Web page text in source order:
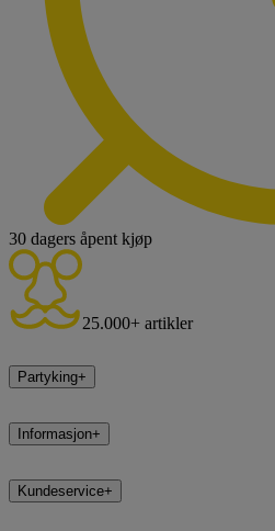
30 dagers åpent kjøp
25.000+ artikler
Partyking+
Informasjon+
Kundeservice+